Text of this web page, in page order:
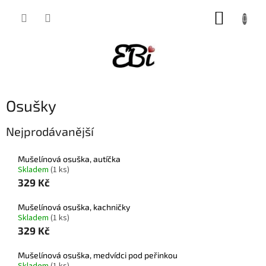
Osušky
Nejprodávanější
Mušelínová osuška, autíčka
Skladem (1 ks)
329 Kč
Mušelínová osuška, kachničky
Skladem (1 ks)
329 Kč
Mušelínová osuška, medvídci pod peřinkou